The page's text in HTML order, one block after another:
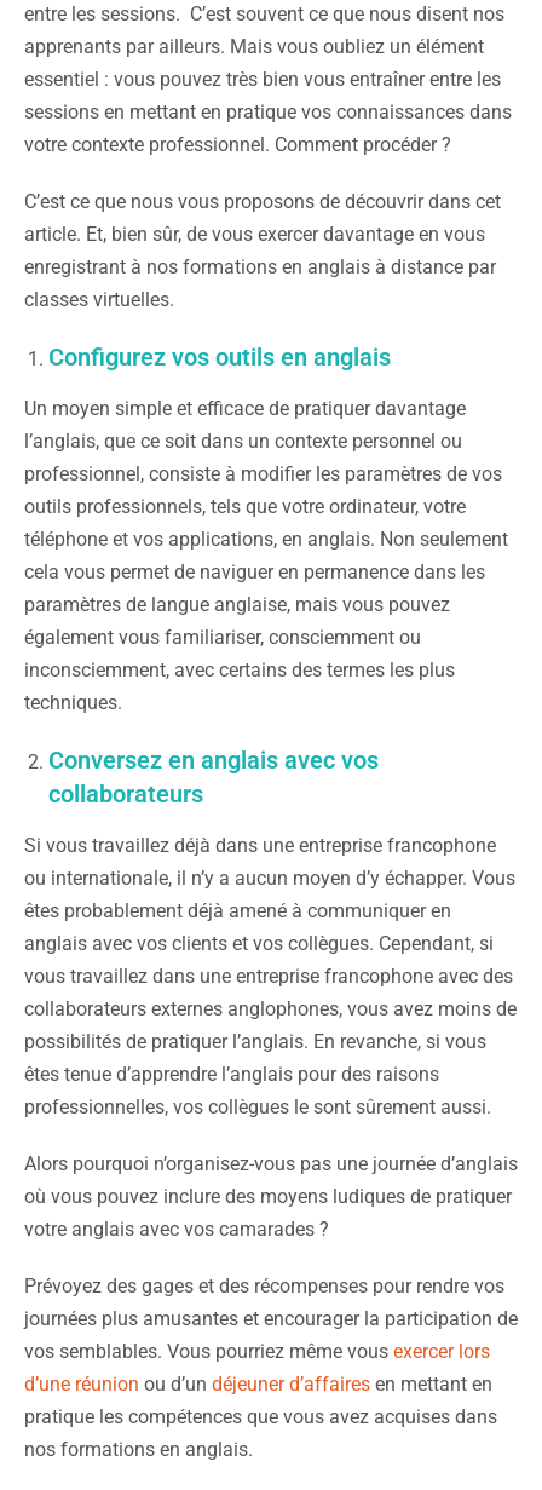
entre les sessions. C’est souvent ce que nous disent nos
apprenants par ailleurs. Mais vous oubliez un élément
essentiel : vous pouvez très bien vous entraîner entre les
sessions en mettant en pratique vos connaissances dans
votre contexte professionnel. Comment procéder ?
C’est ce que nous vous proposons de découvrir dans cet
article. Et, bien sûr, de vous exercer davantage en vous
enregistrant à nos formations en anglais à distance par
classes virtuelles.
Configurez vos outils en anglais
Un moyen simple et efficace de pratiquer davantage
l’anglais, que ce soit dans un contexte personnel ou
professionnel, consiste à modifier les paramètres de vos
outils professionnels, tels que votre ordinateur, votre
téléphone et vos applications, en anglais. Non seulement
cela vous permet de naviguer en permanence dans les
paramètres de langue anglaise, mais vous pouvez
également vous familiariser, consciemment ou
inconsciemment, avec certains des termes les plus
techniques.
Conversez en anglais avec vos
collaborateurs
Si vous travaillez déjà dans une entreprise francophone
ou internationale, il n’y a aucun moyen d’y échapper. Vous
êtes probablement déjà amené à communiquer en
anglais avec vos clients et vos collègues. Cependant, si
vous travaillez dans une entreprise francophone avec des
collaborateurs externes anglophones, vous avez moins de
possibilités de pratiquer l’anglais. En revanche, si vous
êtes tenue d’apprendre l’anglais pour des raisons
professionnelles, vos collègues le sont sûrement aussi.
Alors pourquoi n’organisez-vous pas une journée d’anglais
où vous pouvez inclure des moyens ludiques de pratiquer
votre anglais avec vos camarades ?
Prévoyez des gages et des récompenses pour rendre vos
journées plus amusantes et encourager la participation de
vos semblables. Vous pourriez même vous exercer lors
d’une réunion ou d’un déjeuner d’affaires en mettant en
pratique les compétences que vous avez acquises dans
nos formations en anglais.